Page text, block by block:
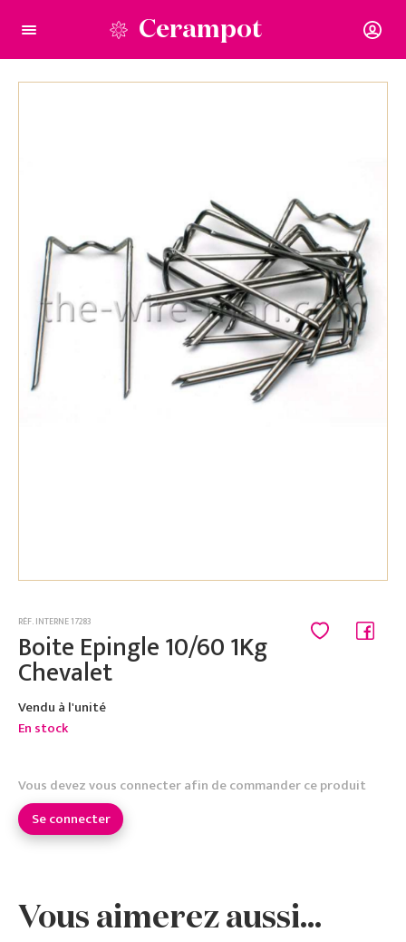
Cerampot
RÉF. INTERNE 17283
Boite Epingle 10/60 1Kg
Chevalet
Vendu à l'unité
En stock
Vous devez vous connecter afin de commander ce produit
Se connecter
Vous aimerez aussi...